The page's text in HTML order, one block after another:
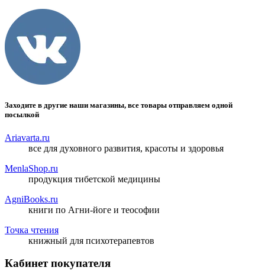
Заходите в другие наши магазины, все товары отправляем одной
посылкой
Ariavarta.ru
все для духовного развития, красоты и здоровья
MenlaShop.ru
продукция тибетской медицины
AgniBooks.ru
книги по Агни-йоге и теософии
Точка чтения
книжный для психотерапевтов
Кабинет покупателя